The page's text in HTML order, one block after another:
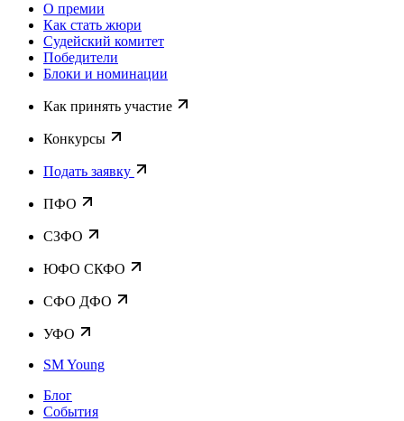
О премии
Как стать жюри
Судейский комитет
Победители
Блоки и номинации
Как принять участие
Конкурсы
Подать заявку
ПФО
СЗФО
ЮФО СКФО
CФО ДФО
УФО
SM Young
Блог
События